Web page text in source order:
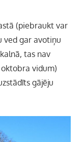
(piebraukt var
ved gar avotiņu
tas nav
oktobra vidum)
gājēju